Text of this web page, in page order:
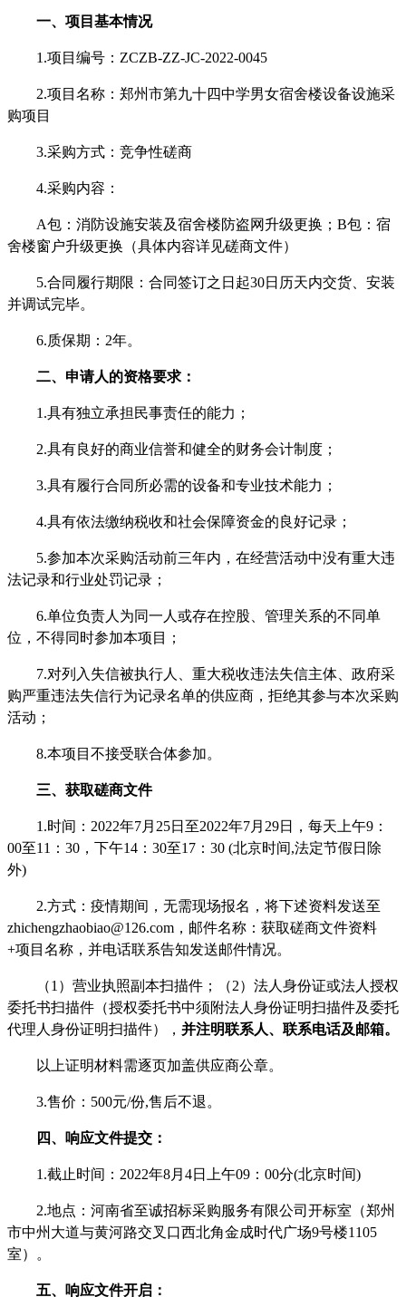
一、项目基本情况
1.项目编号： ZCZB-ZZ-JC-2022-0045
2.项目名称： 郑州市第九十四中学男女宿舍楼设备设施采
购项目
3.采购方式：竞争性磋商
4.采购内容：
A包： 消防设施安装及宿舍楼防盗网 升级更换； B包：宿
舍楼窗户升级更换 （具体内容详见磋商文件）
5.合同履行期限：合同签订之日起30日历天内交货、安装
并调试完毕。
6.质保期： 2年。
二、申请人的资格要求：
1.具有独立承担民事责任的能力；
2.具有良好的商业信誉和健全的财务会计制度；
3.具有履行合同所必需的设备和专业技术能力；
4.具有依法缴纳税收和社会保障资金的良好记录；
5.参加本次采购活动前三年内，在经营活动中没有重大违
法记录和行业处罚记录；
6.单位负责人为同一人或存在控股、管理关系的不同单
位，不得同时参加本项目；
7.对列入失信被执行人、重大税收违法失信主体、政府采
购严重违法失信行为记录名单的供应商，拒绝其参与本次采购
活动；
8.本项目不接受联合体参加。
三、获取磋商文件
1.时间：2022年7月 25日至2022年7月 29日，每天上午9：
00至11：30，下午14：30至17：30 (北京时间,法定节假日除
外)
2.方式：疫情期间，无需现场报名，将下述资料发送至
zhichengzhaobiao@126.com ，邮件名称：获取磋商文件资料
+项目名称，并电话联系告知发送邮件情况。
（1）营业执照副本扫描件；（2）法人身份证或法人授权
委托书扫描件（授权委托书中须附法人身份证明扫描件及委托
代理人身份证明扫描件）， 并注明联系人、联系电话及邮箱。
以上证明材料需逐页加盖供应商公章。
3.售价： 500元/份,售后不退。
四、响应文件提交：
1.截止时间：2022年8月 4日 上午09 ： 00分(北京时间)
2.地点：河南省至诚招标采购服务有限公司开标室（郑州
市中州大道与黄河路交叉口西北角金成时代广场9号楼1105
室）。
五、响应文件开启：